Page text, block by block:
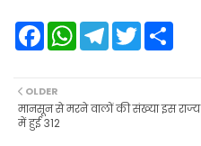
F
a
b
o
o
k
W
A
p
T
e
r
a
T
w
e
r
OLDER
मानसून से मरने वालों की संख्या इस राज्य
में हुई 312